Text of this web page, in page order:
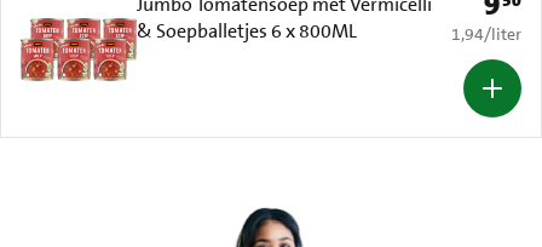
& Soepballetjes 6 x 800ML
€ 1,94 per
1,94/liter